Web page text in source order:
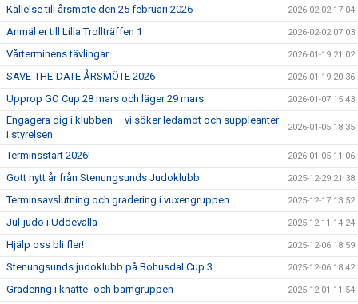
Kallelse till årsmöte den 25 februari 2026 2026-02-02 17:04
Anmäl er till Lilla Trollträffen 1 2026-02-02 07:03
Vårterminens tävlingar 2026-01-19 21:02
SAVE-THE-DATE ÅRSMÖTE 2026 2026-01-19 20:36
Upprop GO Cup 28 mars och läger 29 mars 2026-01-07 15:43
Engagera dig i klubben – vi söker ledamot och suppleanter
i styrelsen
2026-01-05 18:35
Terminsstart 2026! 2026-01-05 11:06
Gott nytt år från Stenungsunds Judoklubb 2025-12-29 21:38
Terminsavslutning och gradering i vuxengruppen 2025-12-17 13:52
Jul-judo i Uddevalla 2025-12-11 14:24
Hjälp oss bli fler! 2025-12-06 18:59
Stenungsunds judoklubb på Bohusdal Cup 3 2025-12-06 18:42
Gradering i knatte- och barngruppen 2025-12-01 11:54